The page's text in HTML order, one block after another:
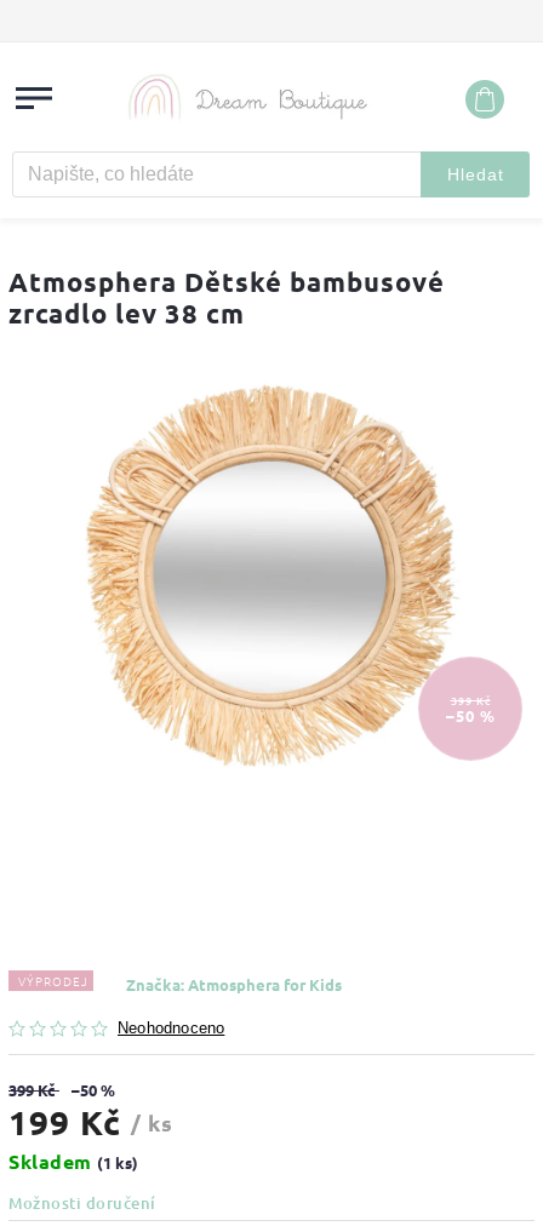
Hledat
Atmosphera Dětské bambusové
zrcadlo lev 38 cm
399 Kč
–50 %
VÝPRODEJ
Neohodnoceno
Značka:Atmosphera for Kids
399 Kč –50 %
199 Kč / ks
Skladem (1 ks)
Možnosti doručení